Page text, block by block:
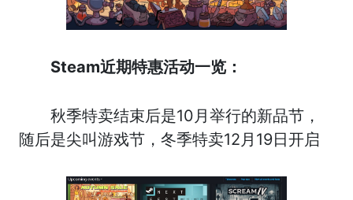
Steam近期特惠活动一览：
秋季特卖结束后是10月举行的新品节，
随后是尖叫游戏节，冬季特卖12月19日开启